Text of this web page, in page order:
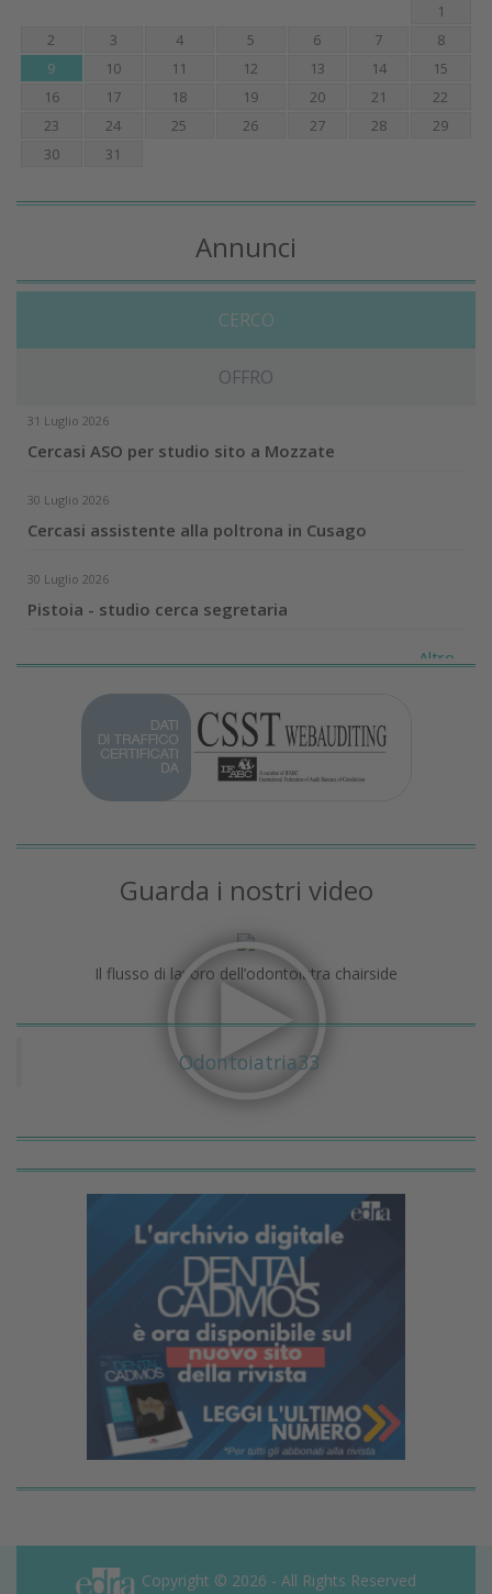
1
2
3 4 5 6 7
8
9
10 11 12 13 14
15
16
17 18 19 20 21
22
23
24 25 26 27 28
29
30
31
Annunci
CERCO
OFFRO
31 Luglio 2026
Cercasi ASO per studio sito a Mozzate
30 Luglio 2026
Cercasi assistente alla poltrona in Cusago
30 Luglio 2026
Pistoia - studio cerca segretaria
Altro...
Guarda i nostri video
Il flusso di lavoro dell’odontoiatra chairside
Odontoiatria33
Copyright © 2026 - All Rights Reserved